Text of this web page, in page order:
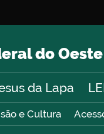
do
da Lapa
e Cultura